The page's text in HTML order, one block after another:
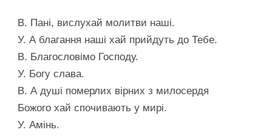
В. Пані, вислухай молитви наші.
У. А благання наші хай прийдуть до Тебе.
В. Благословімо Господу.
У. Богу слава.
В. А душі померлих вірних з милосердя
Божого хай спочивають у мирі.
У. Амінь.